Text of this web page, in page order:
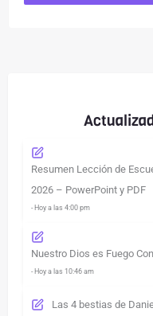
Resumen Lección de
2026 – PowerPoint y PDF
- Hoy a las 4:00 pm
Nuestro Dios es Fuego
- Hoy a las 10:46 am
Las 4 bestias de